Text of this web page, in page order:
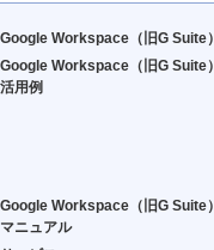
Google Workspace（旧G Suite）
Google Workspace（旧G Suite）
活用例
Google Workspace（旧G Suite）
マニュアル